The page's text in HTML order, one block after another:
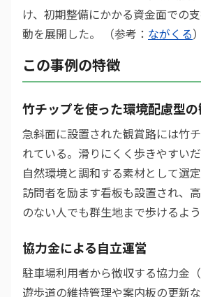
け、初期整備にかかる資金面での
動を展開した。 （参考： ながくる）
この事例の特徴
竹チップを使った環境配慮型
急斜面に設置された観賞路には竹
れている。滑りにくく歩きやすい
自然環境と調和する素材として選
訪問者を励ます看板も設置され、
のない人でも群生地まで歩けるよ
協力金による自立運営
駐車場利用者から徴収する協力金
遊歩道の維持管理や案内板の更新